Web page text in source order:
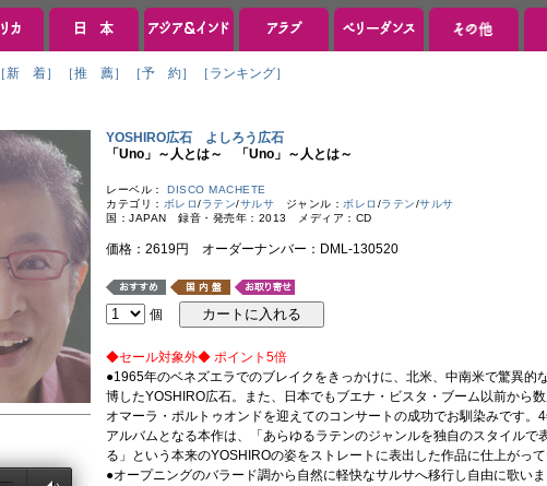
［新 着］ ［推 薦］ ［予 約］ ［ランキング］
YOSHIRO広石 よしろう広石
「Uno」～人とは～ 「Uno」～人とは～
レーベル： DISCO MACHETE
カテゴリ： ボレロ/ラテン/サルサ ジャンル： ボレロ /ラテン/サルサ
国：JAPAN 録音・発売年：2013 メディア：CD
価格：2619円 オーダーナンバー：DML-130520
個
◆セール対象外◆ ポイント5倍
●1965年のベネズエラでのブレイクをきっかけに、北米、中南米で驚異的
博したYOSHIRO広石。また、日本でもブエナ・ビスタ・ブーム以前から
オマーラ・ポルトゥオンドを迎えてのコンサートの成功でお馴染みです。
アルバムとなる本作は、「あらゆるラテンのジャンルを独自のスタイルで
る」という本来のYOSHIROの姿をストレートに表出した作品に仕上がって
●オープニングのバラード調から自然に軽快なサルサへ移行し自由に歌い